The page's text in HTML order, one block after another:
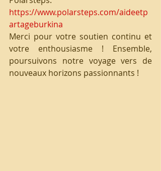
https://www.polarsteps.com/aideetp
artageburkina
Merci pour votre soutien continu et
votre enthousiasme ! Ensemble,
poursuivons notre voyage vers de
nouveaux horizons passionnants !